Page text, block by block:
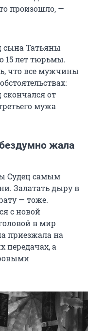
произошло, —
сына Татьяны
15 лет тюрьмы.
что все мужчины
скончался от
мужа
жала
Судец самым
Залатать дыру в
— тоже.
с новой
в мир
приезжала на
передачах, а